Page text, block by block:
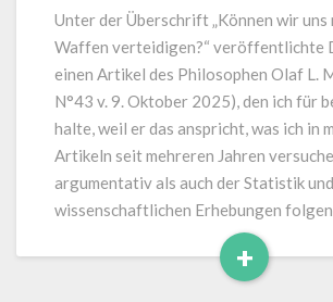
Unter der Überschrift „Können wir uns
Waffen verteidigen?“ veröffentlichte
einen Artikel des Philosophen Olaf L.
N°43 v. 9. Oktober 2025), den ich für
halte, weil er das anspricht, was ich in
Artikeln seit mehreren Jahren
argumentativ als auch der Statistik und
wissenschaftlichen Erhebungen
+
Read